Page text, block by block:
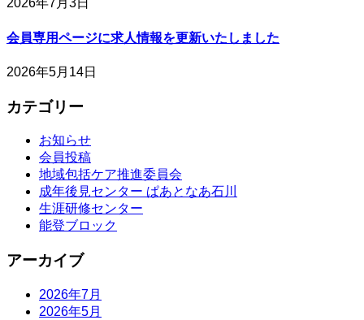
2026年7月3日
会員専用ページに求人情報を更新いたしました
2026年5月14日
カテゴリー
お知らせ
会員投稿
地域包括ケア推進委員会
成年後見センター ぱあとなあ石川
生涯研修センター
能登ブロック
アーカイブ
2026年7月
2026年5月